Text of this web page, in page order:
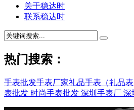
关于稳达时
联系稳达时
热门搜索：
手表批发手表厂家礼品手表（礼品
表批发 时尚手表批发 深圳手表厂 深